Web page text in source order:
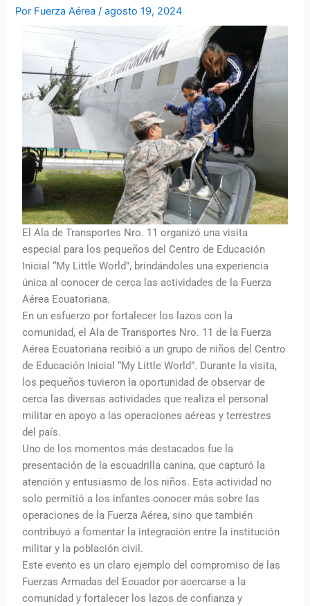
Por Fuerza Aérea/agosto 19, 2024
El Ala de Transportes Nro. 11 organizó una visita
especial para los pequeños del Centro de Educación
Inicial “My Little World”, brindándoles una experiencia
única al conocer de cerca las actividades de la Fuerza
Aérea Ecuatoriana.
En un esfuerzo por fortalecer los lazos con la
comunidad, el Ala de Transportes Nro. 11 de la Fuerza
Aérea Ecuatoriana recibió a un grupo de niños del Centro
de Educación Inicial “My Little World”. Durante la visita,
los pequeños tuvieron la oportunidad de observar de
cerca las diversas actividades que realiza el personal
militar en apoyo a las operaciones aéreas y terrestres
del país.
Uno de los momentos más destacados fue la
presentación de la escuadrilla canina, que capturó la
atención y entusiasmo de los niños. Esta actividad no
solo permitió a los infantes conocer más sobre las
operaciones de la Fuerza Aérea, sino que también
contribuyó a fomentar la integración entre la institución
militar y la población civil.
Este evento es un claro ejemplo del compromiso de las
Fuerzas Armadas del Ecuador por acercarse a la
comunidad y fortalecer los lazos de confianza y